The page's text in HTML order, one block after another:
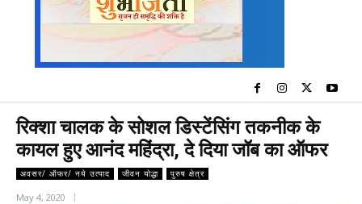
रिक्शा चालक के सोशल डिस्टेंसिंग तकनीक के
कायल हुए आनंद महिंद्रा, दे दिया जॉब का ऑफर
अवसर/ ऑफर/ नये उत्पाद जीवन योद्धा पुरुष क्षेत्र
May 4, 2020